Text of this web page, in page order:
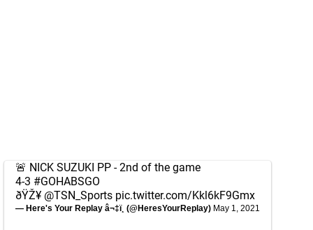
🚨 NICK SUZUKI PP - 2nd of the game
4-3 #GOHABSGO
ðŸŽ¥ @TSN_Sports pic.twitter.com/Kkl6kF9Gmx
— Here's Your Replay â¬‡ï¸ (@HeresYourReplay) May 1, 2021